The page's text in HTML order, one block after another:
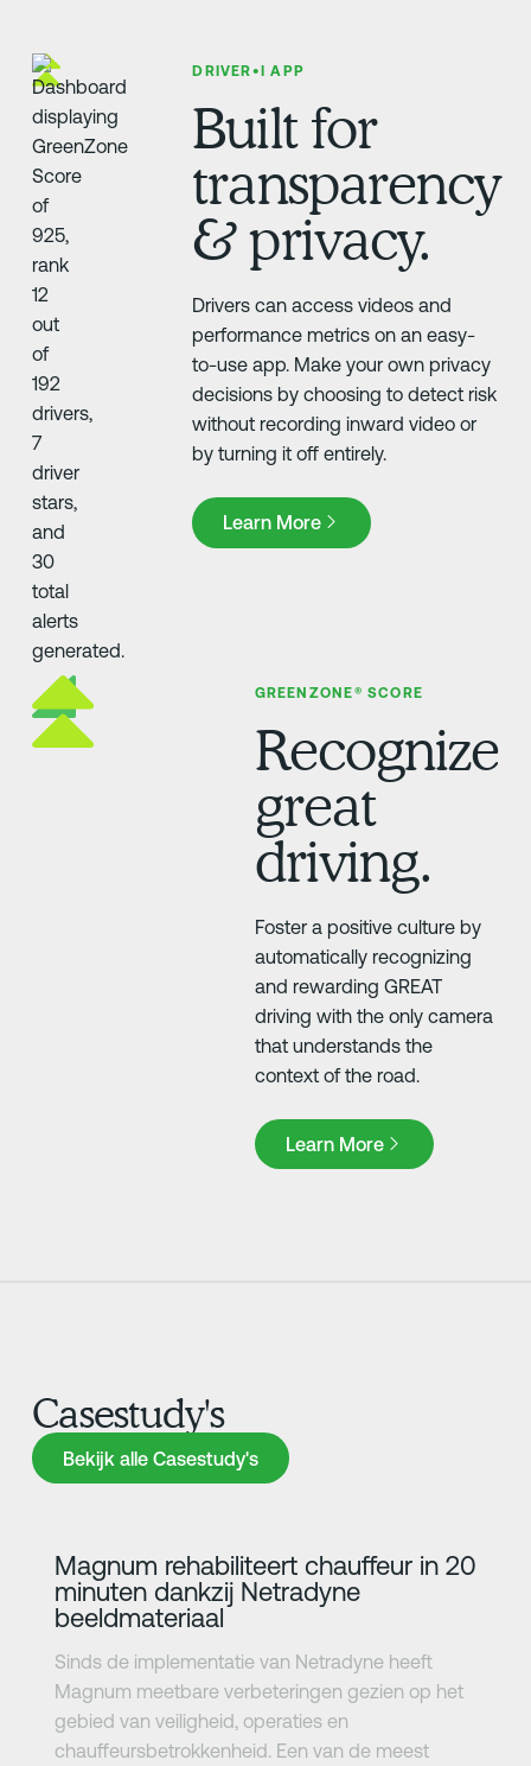
DRIVER•I APP
Built for
transparency
& privacy.
Drivers can access videos and
performance metrics on an easy-
to-use app. Make your own privacy
decisions by choosing to detect risk
without recording inward video or
by turning it off entirely.
Learn More
Learn More
GREENZONE® SCORE
Recognize
great
driving.
Foster a positive culture by
automatically recognizing
and rewarding GREAT
driving with the only camera
that understands the
context of the road.
Learn More
Learn More
Casestudy's
Bekijk alle Casestudy's
Bekijk alle Casestudy's
Magnum rehabiliteert chauffeur in 20
minuten dankzij Netradyne
beeldmateriaal
Sinds de implementatie van Netradyne heeft
Magnum meetbare verbeteringen gezien op het
gebied van veiligheid, operaties en
chauffeursbetrokkenheid. Een van de meest